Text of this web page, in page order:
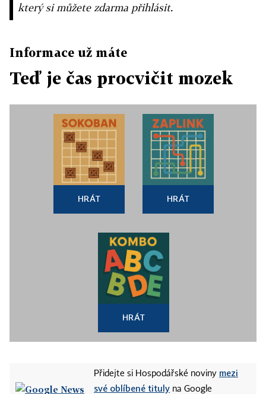
který si můžete zdarma přihlásit.
Informace už máte
Teď je čas procvičit mozek
HRÁT HRÁT
HRÁT
Přidejte si Hospodářské noviny mezi
své oblíbené tituly na Google